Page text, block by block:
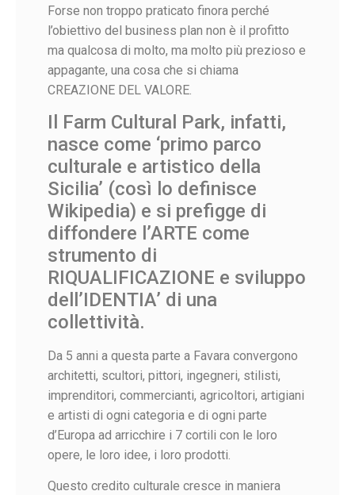
Forse non troppo praticato finora perché
l’obiettivo del business plan non è il profitto
ma qualcosa di molto, ma molto più prezioso e
appagante, una cosa che si chiama
CREAZIONE DEL VALORE.
Il Farm Cultural Park, infatti,
nasce come ‘primo parco
culturale e artistico della
Sicilia’ (così lo definisce
Wikipedia) e si prefigge di
diffondere l’ARTE come
strumento di
RIQUALIFICAZIONE e sviluppo
dell’IDENTIA’ di una
collettività.
Da 5 anni a questa parte a Favara convergono
architetti, scultori, pittori, ingegneri, stilisti,
imprenditori, commercianti, agricoltori, artigiani
e artisti di ogni categoria e di ogni parte
d’Europa ad arricchire i 7 cortili con le loro
opere, le loro idee, i loro prodotti.
Questo credito culturale cresce in maniera